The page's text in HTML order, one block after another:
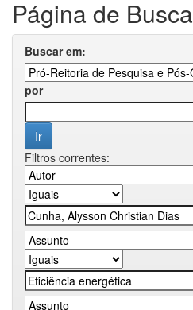
Página de Busca
Buscar em:
por
Filtros correntes: